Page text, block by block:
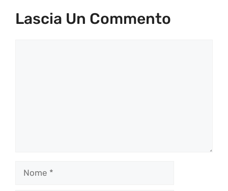
Lascia Un Commento